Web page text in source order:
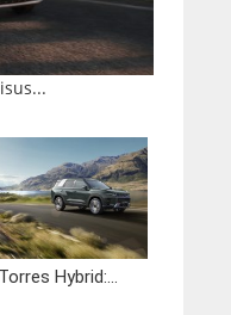
Hybrid:...